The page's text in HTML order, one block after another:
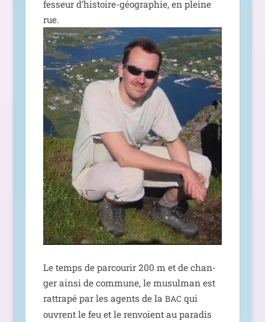
fes­seur d’his­toire-géo­gra­phie, en pleine
rue.
Le temps de par­cou­rir 200 m et de chan­
ger ain­si de com­mune, le musul­man est
rat­tra­pé par les agents de la BAC qui
ouvrent le feu et le ren­voient au para­dis